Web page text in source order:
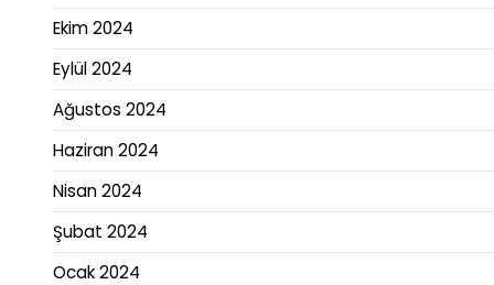
Ekim 2024
Eylül 2024
Ağustos 2024
Haziran 2024
Nisan 2024
Şubat 2024
Ocak 2024